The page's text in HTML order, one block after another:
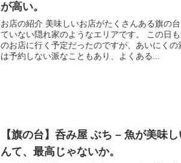
が高い。
お店の紹介 美味しいお店がたくさんある旗の
ていない隠れ家のようなエリアです。 この日
のお店に行く予定だったのですが、あいにく
は予約しない派なこともあり、よくある...
【旗の台】呑み屋 ぶち – 魚が美味
んて、最高じゃないか。